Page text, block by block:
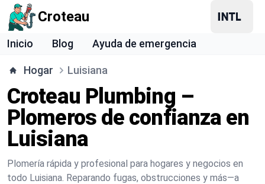
Croteau
Inicio Blog Ayuda de emergencia
Hogar Luisiana
Croteau Plumbing –
Plomeros de confianza en
Luisiana
Plomería rápida y profesional para hogares y negocios en
todo Luisiana. Reparando fugas, obstrucciones y más—a